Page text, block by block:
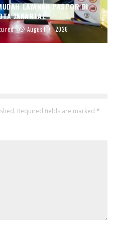
LAYANAN PASPOR DI
JAKARTA
August 7, 2026
Required fields are marked *